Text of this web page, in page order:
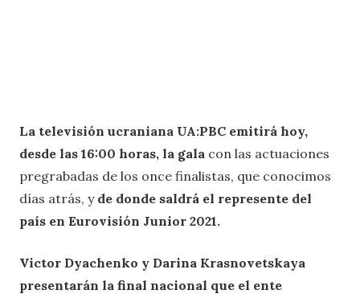
La televisión ucraniana UA:PBC emitirá hoy,
desde las 16:00 horas, la gala con las actuaciones
pregrabadas de los once finalistas, que conocimos
días atrás, y de donde saldrá el represente del
país en Eurovisión Junior 2021.
Victor Dyachenko y Darina Krasnovetskaya
presentarán la final nacional que el ente